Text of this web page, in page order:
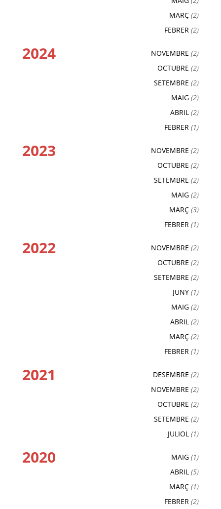
MARÇ (2)
FEBRER (2)
2024 NOVEMBRE (2)
OCTUBRE (2)
SETEMBRE (2)
MAIG (2)
ABRIL (2)
FEBRER (1)
2023 NOVEMBRE (2)
OCTUBRE (2)
SETEMBRE (2)
MAIG (2)
MARÇ (3)
FEBRER (1)
2022 NOVEMBRE (2)
OCTUBRE (2)
SETEMBRE (2)
JUNY (1)
MAIG (2)
ABRIL (2)
MARÇ (2)
FEBRER (1)
2021 DESEMBRE (2)
NOVEMBRE (2)
OCTUBRE (2)
SETEMBRE (2)
JULIOL (1)
2020 MAIG (1)
ABRIL (5)
MARÇ (1)
FEBRER (2)